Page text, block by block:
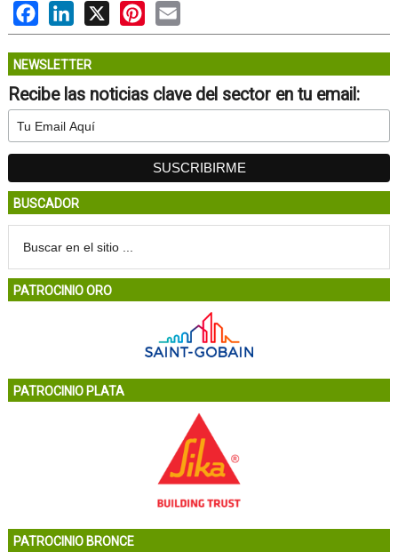
FacebookLinkedIn
X PinterestEmail
NEWSLETTER
Recibe las noticias clave del sector en tu email:
BUSCADOR
PATROCINIO ORO
PATROCINIO PLATA
PATROCINIO BRONCE